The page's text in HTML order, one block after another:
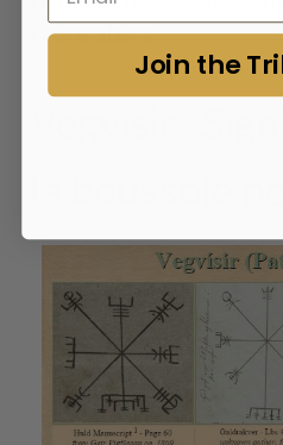
favorables.
Join the